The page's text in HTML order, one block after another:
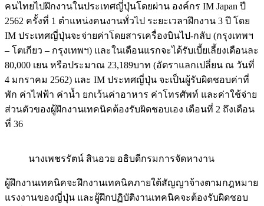
คนไทยไปฝึกงานในประเทศญี่ปุ่นโดยผ่าน องค์กร IM Japan ปี
2562 ครั้งที่ 1 ตำแหน่งคนงานทั่วไป ระยะเวลาฝึกงาน 3 ปี โดย
IM ประเทศญี่ปุ่นจะจ่ายค่าโดยสารเครื่องบินไป-กลับ (กรุงเทพฯ
– โตเกียว – กรุงเทพฯ) และในเดือนแรกจะได้รับเบี้ยเลี้ยงเดือนละ
80,000 เยน หรือประมาณ 23,189บาท (อัตราแลกเปลี่ยน ณ วันที่
4 มกราคม 2562) และ IM ประทศญี่ปุ่น จะเป็นผู้รับผิดชอบค่าที่
พัก ค่าไฟฟ้า ค่าน้ำ ยกเว้นค่าอาหาร ค่าโทรศัพท์ และค่าใช้จ่าย
ส่วนตัวของผู้ฝึกงานเทคนิคต้องรับผิดชอบเอง เดือนที่ 2 ถึงเดือน
ที่ 36
นางเพชรรัตน์ สินอวย อธิบดีกรมการจัดหางาน
ผู้ฝึกงานเทคนิคจะฝึกงานเทคนิคภายใต้สัญญาจ้างตามกฎหมาย
แรงงานของญี่ปุ่น และผู้ฝึกปฏิบัติงานเทคนิคจะต้องรับผิดชอบ